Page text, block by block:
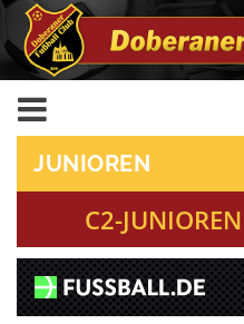
JUNIOREN
C2-